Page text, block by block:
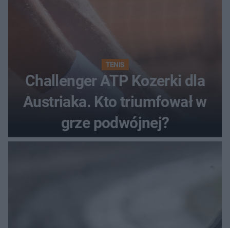
TENIS
Challenger ATP Kozerki dla
Austriaka. Kto triumfował w
grze podwójnej?